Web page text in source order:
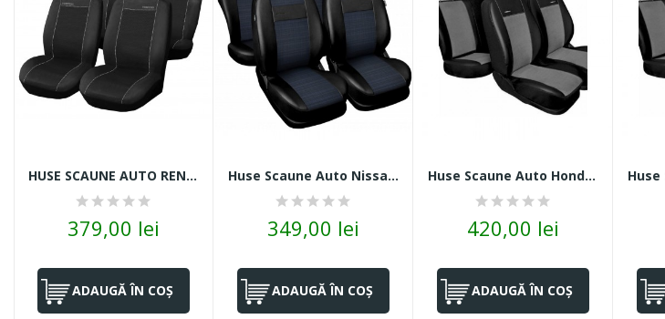
HUSE SCAUNE AUTO RENAULT CLIO IV ALCANTARA NEGRU
379,00 lei
ADAUGĂ ÎN COȘ
Huse Scaune Auto Nissan Note Piele Cu Stofă...
349,00 lei
ADAUGĂ ÎN COȘ
Huse Scaune Auto Honda Jazz Piele + Alcantara Gri
420,00 lei
ADAUGĂ ÎN COȘ